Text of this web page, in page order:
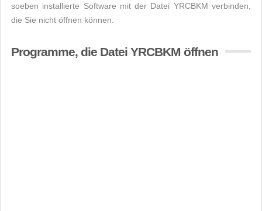
soeben installierte Software mit der Datei YRCBKM verbinden,
die Sie nicht öffnen können.
Programme, die Datei YRCBKM öffnen